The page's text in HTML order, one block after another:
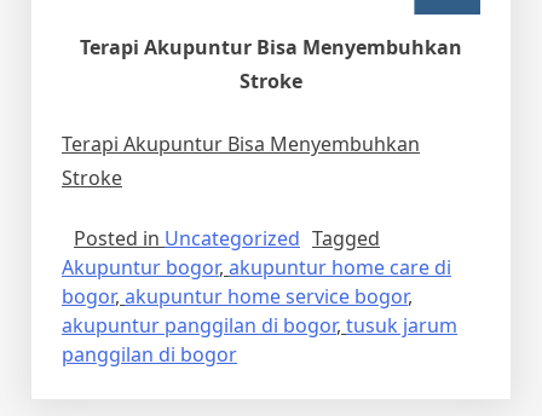
Terapi Akupuntur Bisa Menyembuhkan
Stroke
Terapi Akupuntur Bisa Menyembuhkan
Stroke
Posted in Uncategorized Tagged
Akupuntur bogor, akupuntur home care di
bogor, akupuntur home service bogor,
akupuntur panggilan di bogor, tusuk jarum
panggilan di bogor